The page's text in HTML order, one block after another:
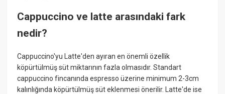
Cappuccino ve latte arasındaki fark
nedir?
Cappuccino'yu Latte'den ayıran en önemli özellik
köpürtülmüş süt miktarının fazla olmasıdır. Standart
cappuccino fincanında espresso üzerine minimum 2-3cm
kalınlığında köpürtülmüş süt eklenmesi önerilir. Latte'de ise